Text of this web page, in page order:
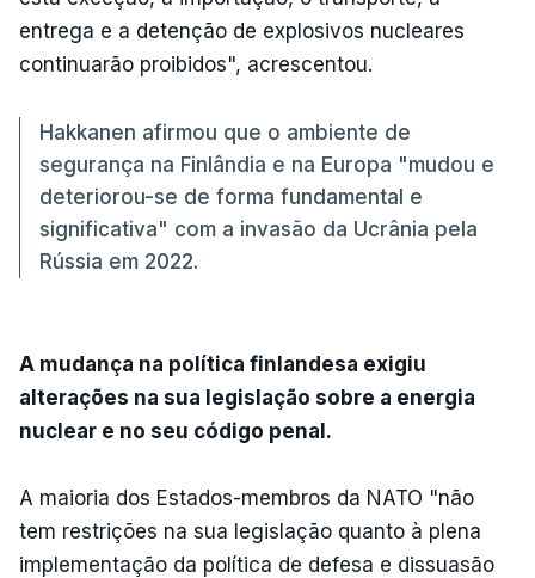
entrega e a detenção de explosivos nucleares
continuarão proibidos", acrescentou.
Hakkanen afirmou que o ambiente de
segurança na Finlândia e na Europa "mudou e
deteriorou-se de forma fundamental e
significativa" com a invasão da Ucrânia pela
Rússia em 2022.
A mudança na política finlandesa exigiu
alterações na sua legislação sobre a energia
nuclear e no seu código penal.
A maioria dos Estados-membros da NATO "não
tem restrições na sua legislação quanto à plena
implementação da política de defesa e dissuasão